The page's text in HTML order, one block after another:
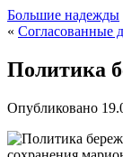
Большие надежды
« Согласованные
Политика
Опубликовано